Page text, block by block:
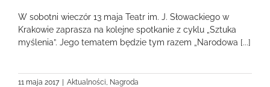
W sobotni wieczór 13 maja Teatr im. J. Słowackiego w
Krakowie zaprasza na kolejne spotkanie z cyklu „Sztuka
myślenia”. Jego tematem będzie tym razem „Narodowa [...]
11 maja 2017 | Aktualności Nagroda